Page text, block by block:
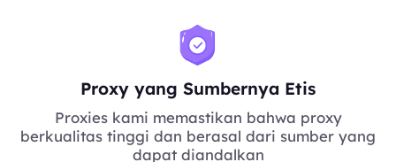
Proxy yang Sumbernya Etis
Proxies kami memastikan bahwa proxy
berkualitas tinggi dan berasal dari sumber yang
dapat diandalkan